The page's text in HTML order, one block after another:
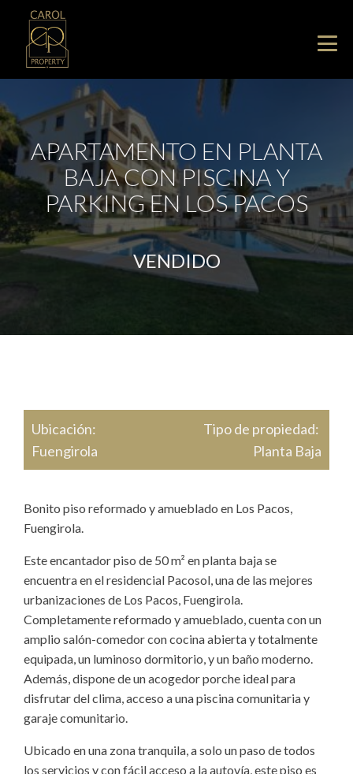
APARTAMENTO EN PLANTA
BAJA CON PISCINA Y
PARKING EN LOS PACOS
VENDIDO
Ubicación:
Fuengirola
Tipo de propiedad:
Planta Baja
Bonito piso reformado y amueblado en Los Pacos,
Fuengirola.
Este encantador piso de 50 m² en planta baja se
encuentra en el residencial Pacosol, una de las mejores
urbanizaciones de Los Pacos, Fuengirola.
Completamente reformado y amueblado, cuenta con un
amplio salón-comedor con cocina abierta y totalmente
equipada, un luminoso dormitorio, y un baño moderno.
Además, dispone de un acogedor porche ideal para
disfrutar del clima, acceso a una piscina comunitaria y
garaje comunitario.
Ubicado en una zona tranquila, a solo un paso de todos
los servicios y con fácil acceso a la autovía, este piso es